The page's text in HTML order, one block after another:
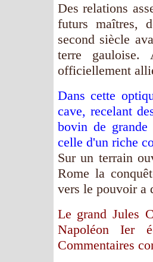
Des relations
futurs maîtres,
second siècle
terre
officiellement
Dans cette
cave, recelant
bovin de
celle d'un riche
Sur un terrain
Rome la
vers le pouvoir a
Le grand Jules
Napoléon Ier
Commentaires